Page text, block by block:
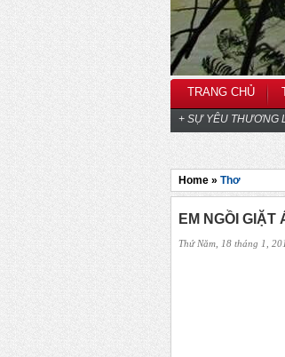
TRANG CHỦ
+ SỰ YÊU THƯƠNG
Home » Thơ
EM NGỒI
Thứ Năm, 18 tháng 1,